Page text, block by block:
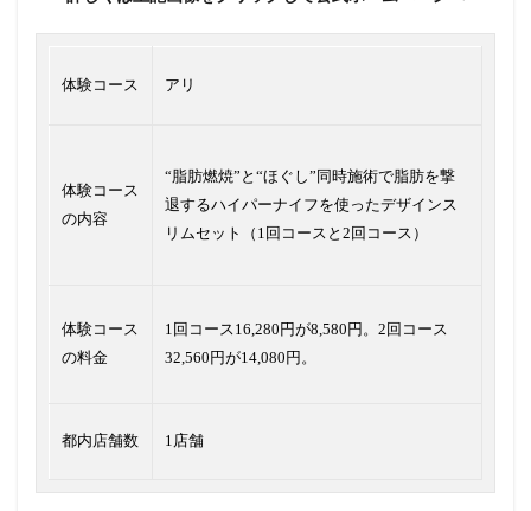
体験コース アリ
体験コース
の内容
“脂肪燃焼”と“ほぐし”同時施術で脂肪を撃
退するハイパーナイフを使ったデザインス
リムセット（1回コースと2回コース）
体験コース
の料金
1回コース16,280円が8,580円。2回コース
32,560円が14,080円。
都内店舗数 1店舗